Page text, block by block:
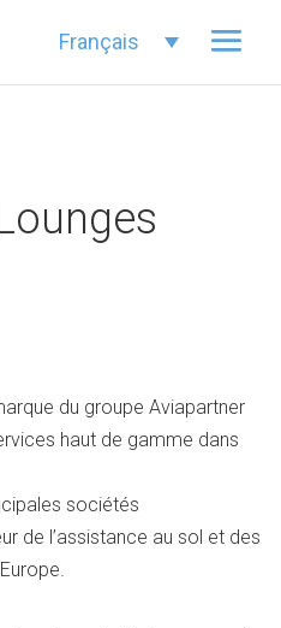
Français
du groupe Aviapartner
haut de gamme dans
sociétés
de l’assistance au sol et des